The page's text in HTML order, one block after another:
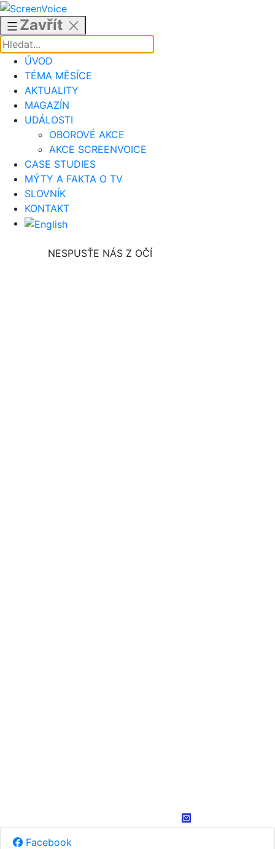
Přejít
obsahu
Zavřít
ÚVOD
TÉMA MĚSÍCE
AKTUALITY
MAGAZÍN
UDÁLOSTI
OBOROVÉ AKCE
AKCE SCREENVOICE
CASE STUDIES
MÝTY A FAKTA O TV
SLOVNÍK
KONTAKT
NESPUSŤE NÁS Z OČÍ
Facebook